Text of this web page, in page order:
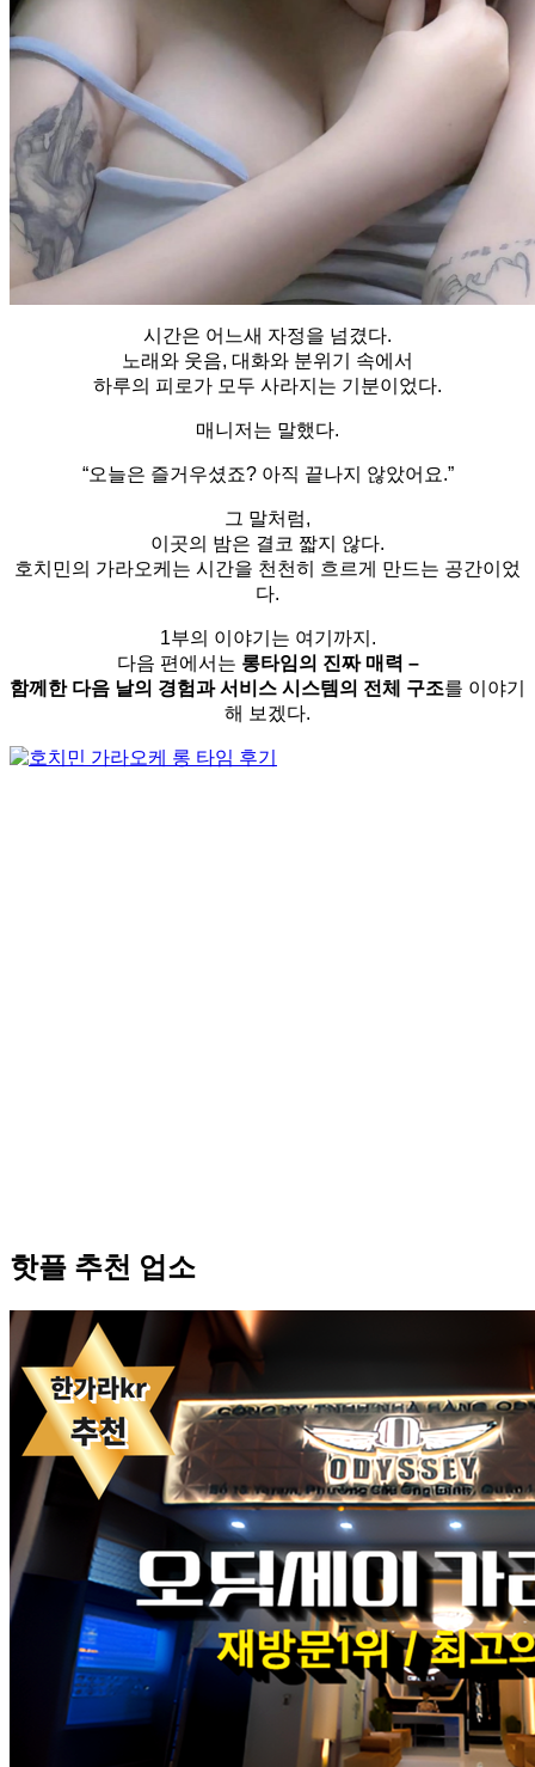
시간은 어느새 자정을 넘겼다.
노래와 웃음, 대화와 분위기 속에서
하루의 피로가 모두 사라지는 기분이었다.
매니저는 말했다.
“오늘은 즐거우셨죠? 아직 끝나지 않았어요.”
그 말처럼,
이곳의 밤은 결코 짧지 않다.
호치민의 가라오케는 시간을 천천히 흐르게 만드는 공간이었
다.
1부의 이야기는 여기까지.
다음 편에서는 롱타임의 진짜 매력 –
함께한 다음 날의 경험과 서비스 시스템의 전체 구조를 이야기
해 보겠다.
핫플 추천 업소